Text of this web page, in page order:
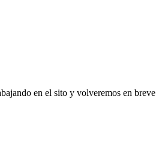
en el sito y volveremos en breve